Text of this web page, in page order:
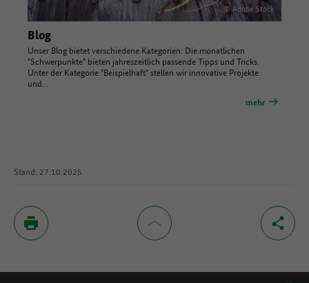
© Adobe Stock
Blog
Unser Blog bietet verschiedene Kategorien: Die monatlichen
"Schwerpunkte" bieten jahreszeitlich passende Tipps und Tricks.
Unter der Kategorie "Beispielhaft" stellen wir innovative Projekte
und…
mehr
Stand: 27.10.2025